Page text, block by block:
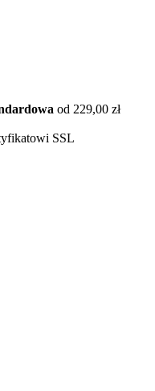
od 229,00 zł
SSL